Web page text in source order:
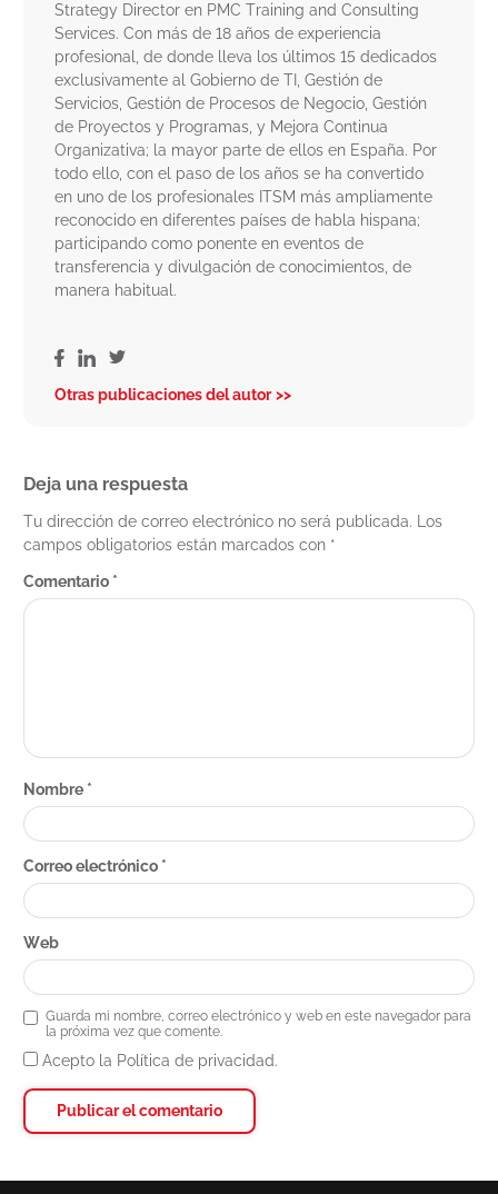
Strategy Director en PMC Training and Consulting
Services. Con más de 18 años de experiencia
profesional, de donde lleva los últimos 15 dedicados
exclusivamente al Gobierno de TI, Gestión de
Servicios, Gestión de Procesos de Negocio, Gestión
de Proyectos y Programas, y Mejora Continua
Organizativa; la mayor parte de ellos en España. Por
todo ello, con el paso de los años se ha convertido
en uno de los profesionales ITSM más ampliamente
reconocido en diferentes países de habla hispana;
participando como ponente en eventos de
transferencia y divulgación de conocimientos, de
manera habitual.
Otras publicaciones del autor
Deja una respuesta
Tu dirección de correo electrónico no será publicada. Los
campos obligatorios están marcados con *
Comentario *
Nombre *
Correo electrónico *
Web
Guarda mi nombre, correo electrónico y web en este navegador para
la próxima vez que comente.
Acepto la Política de privacidad.